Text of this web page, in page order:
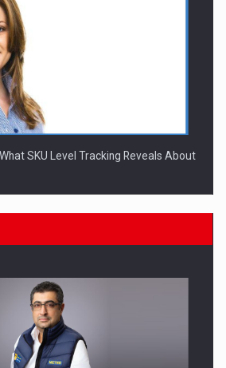
SKU Level Tracking Reveals About